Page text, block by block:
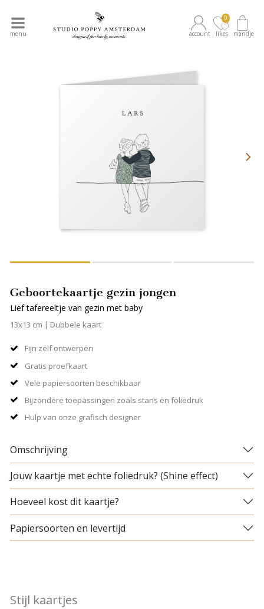
menu account likes
0
mandje
Geboortekaartje gezin jongen
Lief tafereeltje van gezin met baby
13x13 cm | Dubbele kaart
Fijn zelf ontwerpen
Gratis proefkaart
Vele papiersoorten beschikbaar
Bijzondere toepassingen zoals stans en foliedruk
Hulp van onze grafisch designer
Omschrijving
Jouw kaartje met echte foliedruk? (Shine effect)
Hoeveel kost dit kaartje?
Papiersoorten en levertijd
Stijl kaartjes